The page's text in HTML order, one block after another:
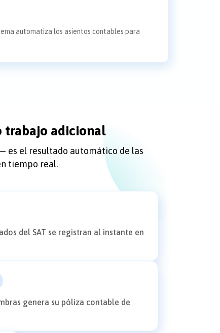
automatiza los asientos contables para
trabajo adicional
es el resultado automático de las
tiempo real.
del SAT se registran al instante en
genera su póliza contable de